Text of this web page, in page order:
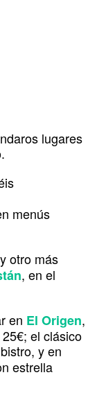
lugares
menús
otro más
, en el
en El Origen,
el clásico
bistro, y en
estrella